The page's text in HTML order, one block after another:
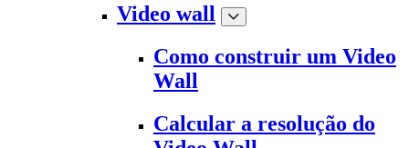
Video wall
Como construir um Video
Wall
Calcular a resolução do